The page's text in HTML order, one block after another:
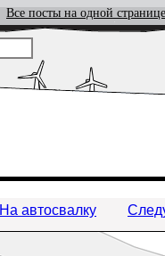
Все посты на одной странице
На автосвалку